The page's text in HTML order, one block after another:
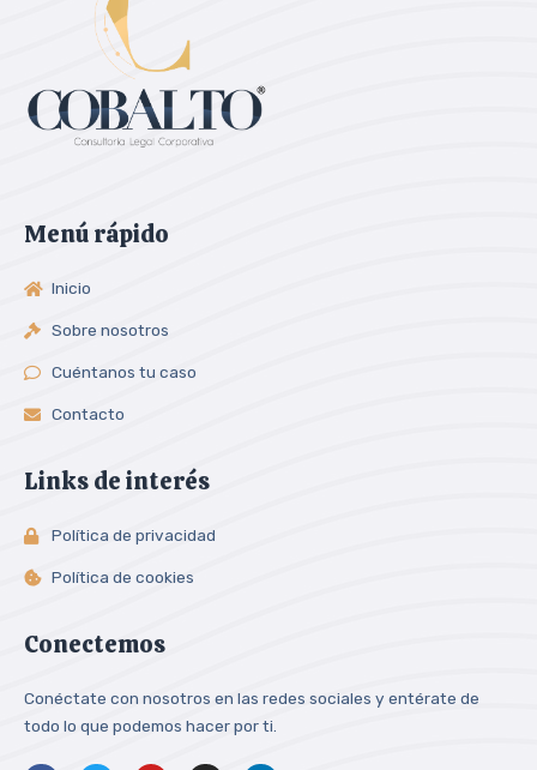
Menú rápido
Inicio
Sobre nosotros
Cuéntanos tu caso
Contacto
Links de interés
Política de privacidad
Política de cookies
Conectemos
Conéctate con nosotros en las redes sociales y entérate de
todo lo que podemos hacer por ti.